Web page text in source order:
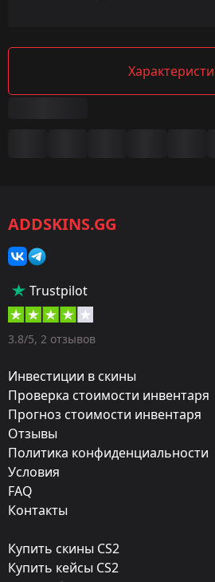
Категория:
Скины
Пистолеты-пулемёты
Оружие:
Exterior:
Немного поношенное
Оливковая клетка
Finish catalog:
ADDSKINS.GG
Trustpilot
3.8/5, 2 отзывов
Инвестиции в скины
Проверка стоимости инвентаря
Прогноз стоимости инвентаря
Отзывы
Политика конфиденциальности
Условия
FAQ
Контакты
Купить скины CS2
Купить кейсы CS2